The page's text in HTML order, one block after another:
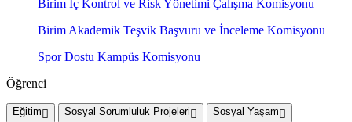
Birim İç Kontrol ve Risk Yönetimi Çalışma Komisyonu
Birim Akademik Teşvik Başvuru ve İnceleme Komisyonu
Spor Dostu Kampüs Komisyonu
Öğrenci
Eğitim Sosyal Sorumluluk Projeleri Sosyal Yaşam